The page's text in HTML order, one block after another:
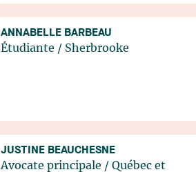
ANNABELLE BARBEAU
Étudiante / Sherbrooke
JUSTINE BEAUCHESNE
Avocate principale / Québec et